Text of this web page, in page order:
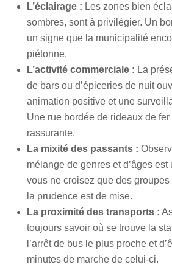
L’éclairage : Les zones bien
sombres, sont à privilégier. Un
un signe que la municipalité
piétonne.
L’activité commerciale : La
de bars ou d’épiceries de nuit
animation positive et une
Une rue bordée de rideaux de
rassurante.
La mixité des passants :
mélange de genres et d’âges
vous ne croisez que des
la prudence est de mise.
La proximité des transports :
toujours savoir où se trouve la
l’arrêt de bus le plus proche et
minutes de marche de celui-ci.